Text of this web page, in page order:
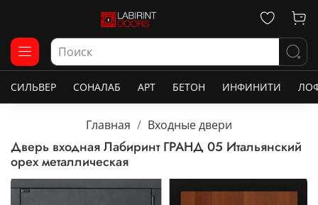
СИЛЬВЕР СОНАЛАБ АРТ БЕТОН ИНФИНИТИ
Главная Входные двери
Дверь входная Лабиринт ГРАНД 05 Итальянский
орех металлическая